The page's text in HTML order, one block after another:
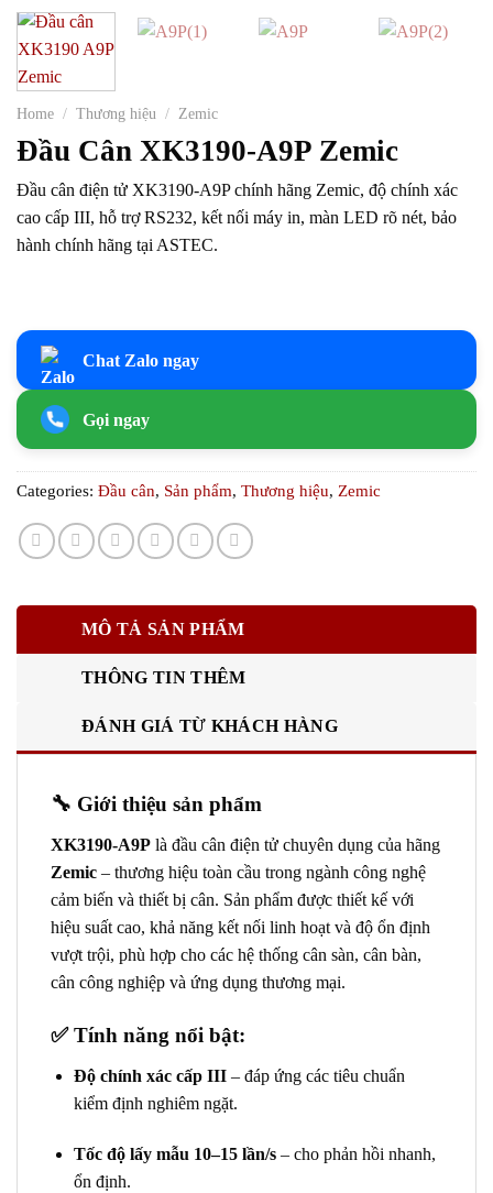
Home / Thương hiệu / Zemic
Đầu Cân XK3190-A9P Zemic
Đầu cân điện tử XK3190-A9P chính hãng Zemic, độ chính xác
cao cấp III, hỗ trợ RS232, kết nối máy in, màn LED rõ nét, bảo
hành chính hãng tại ASTEC.
Chat Zalo ngay
Gọi ngay
Categories: Đầu cân, Sản phẩm, Thương hiệu, Zemic
MÔ TẢ SẢN PHẨM
THÔNG TIN THÊM
ĐÁNH GIÁ TỪ KHÁCH HÀNG
🔧 Giới thiệu sản phẩm
XK3190-A9P là đầu cân điện tử chuyên dụng của hãng
Zemic – thương hiệu toàn cầu trong ngành công nghệ
cảm biến và thiết bị cân. Sản phẩm được thiết kế với
hiệu suất cao, khả năng kết nối linh hoạt và độ ổn định
vượt trội, phù hợp cho các hệ thống cân sàn, cân bàn,
cân công nghiệp và ứng dụng thương mại.
✅Tính năng nổi bật:
Độ chính xác cấp III– đáp ứng các tiêu chuẩn
kiểm định nghiêm ngặt.
Tốc độ lấy mẫu 10–15 lần/s– cho phản hồi nhanh,
ổn định.